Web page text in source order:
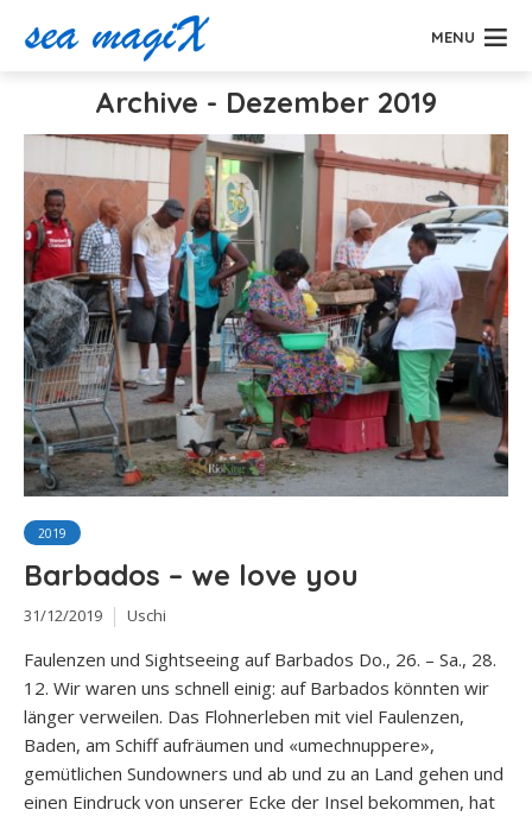
MENU
Archive - Dezember 2019
2019
Barbados – we love you
31/12/2019 Uschi
Faulenzen und Sightseeing auf Barbados Do., 26. – Sa., 28.
12. Wir waren uns schnell einig: auf Barbados könnten wir
länger verweilen. Das Flohnerleben mit viel Faulenzen,
Baden, am Schiff aufräumen und «umechnuppere»,
gemütlichen Sundowners und ab und zu an Land gehen und
einen Eindruck von unserer Ecke der Insel bekommen, hat